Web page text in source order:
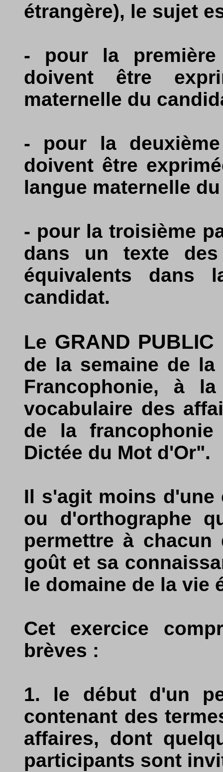
étrangère), le sujet
- pour la
doivent être
maternelle du
- pour la
doivent être
langue maternelle
- pour la troisième
dans un texte
équivalents dans
candidat.
Le GRAND PUBLIC
de la semaine de
Francophonie, à
vocabulaire des
de la
Dictée du Mot d'Or".
Il s'agit moins
ou d'orthographe
permettre à
goût et sa
le domaine de la vie
Cet exercice
brèves :
1. le début d'un
contenant des
affaires, dont
participants sont